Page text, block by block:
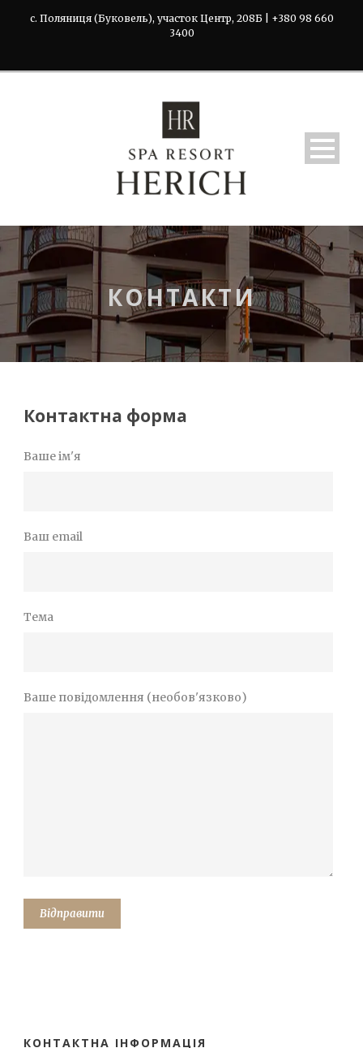
с. Поляниця (Буковель), участок Центр, 208Б | +380 98 660
3400
КОНТАКТИ
Контактна форма
Ваше ім'я
Ваш email
Тема
Ваше повідомлення (необов'язково)
КОНТАКТНА ІНФОРМАЦІЯ